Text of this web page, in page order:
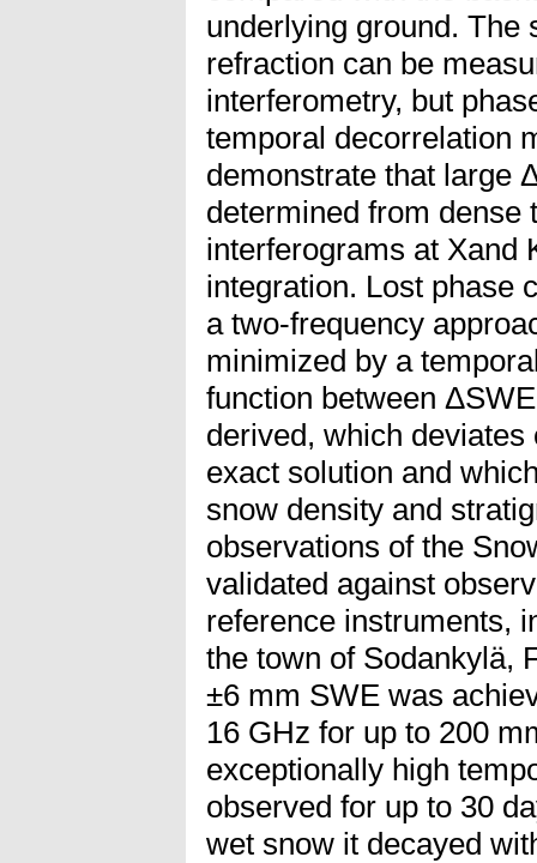
underlying ground. The
refraction can be
interferometry, but
temporal decorrelation
demonstrate that large
determined from dense
interferograms at Xand
integration. Lost phase
a two-frequency
minimized by a
function between
derived, which
exact solution and
snow density and
observations of the
validated against
reference instruments,
the town of Sodankylä,
±6 mm SWE was
16 GHz for up to 200
exceptionally high
observed for up to 30
wet snow it decayed